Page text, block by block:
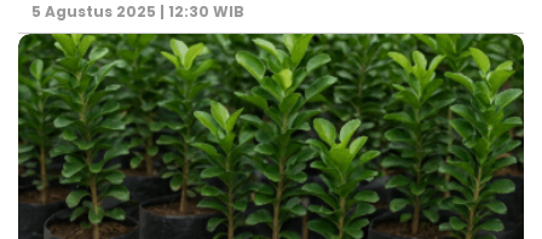
5 Agustus 2025 | 12:30 WIB